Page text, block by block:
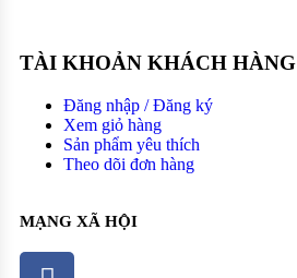
TÀI KHOẢN KHÁCH HÀNG
Đăng nhập / Đăng ký
Xem giỏ hàng
Sản phẩm yêu thích
Theo dõi đơn hàng
MẠNG XÃ HỘI